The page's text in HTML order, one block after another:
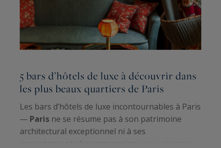
5 bars d’hôtels de luxe à découvrir dans
les plus beaux quartiers de Paris
Les bars d’hôtels de luxe incontournables à Paris
— Paris ne se résume pas à son patrimoine
architectural exceptionnel ni à ses